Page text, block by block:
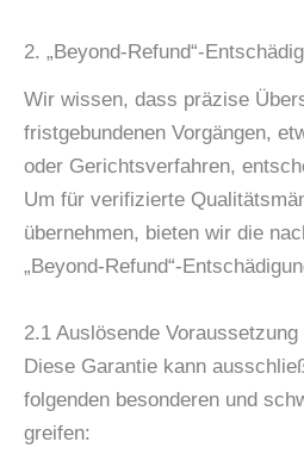
2. „Beyond-Refund“-
Wir wissen, dass präzise
fristgebundenen Vorgängen,
oder Gerichtsverfahren,
Um für verifizierte
übernehmen, bieten wir die
„Beyond-Refund“-
2.1 Auslösende
Diese Garantie kann
folgenden besonderen und
greifen: